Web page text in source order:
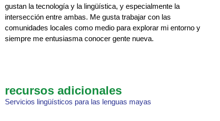
gustan la tecnología y la lingüística, y especialmente la
intersección entre ambas. Me gusta trabajar con las
comunidades locales como medio para explorar mi entorno y
siempre me entusiasma conocer gente nueva.
recursos adicionales
Servicios lingüísticos para las lenguas mayas